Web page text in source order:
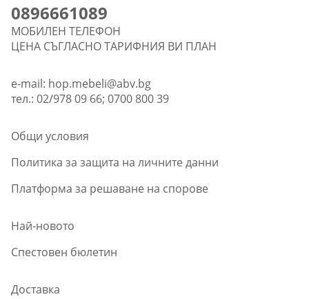
0896661089
МОБИЛЕН ТЕЛЕФОН
ЦЕНА СЪГЛАСНО ТАРИФНИЯ ВИ ПЛАН
e-mail: hop.mebeli@abv.bg
тел.: 02/978 09 66; 0700 800 39
Общи условия
Политика за защита на личните данни
Платформа за решаване на спорове
Най-новото
Спестовен бюлетин
Доставка